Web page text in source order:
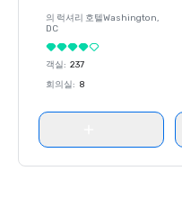
의 럭셔리 호텔Washington,
DC
객실: 237
회의실: 8